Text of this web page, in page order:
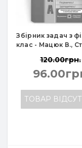
Збірник задач з
клас - Мацюк В.,
120.00грн.
ТОВАР